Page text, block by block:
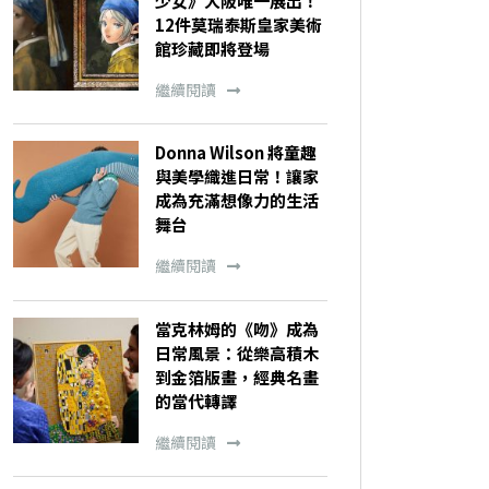
12件莫瑞泰斯皇家美術
館珍藏即將登場
繼續閱讀
Donna Wilson 將童趣
與美學織進日常！讓家
成為充滿想像力的生活
舞台
繼續閱讀
當克林姆的《吻》成為
日常風景：從樂高積木
到金箔版畫，經典名畫
的當代轉譯
繼續閱讀